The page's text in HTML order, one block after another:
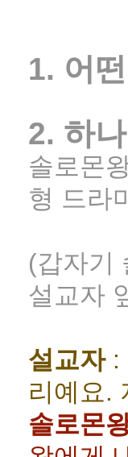
1. 어
2. 하
솔로몬
형 드라
(갑자기
설교자
설교자:
리예요.
솔로몬